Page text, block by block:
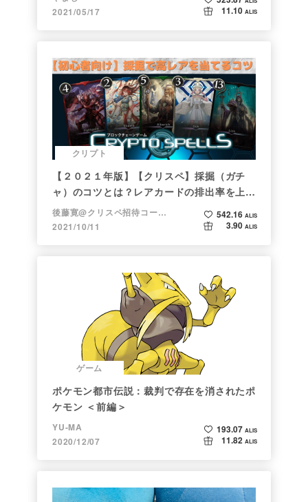
2021/05/17
11.10 ALIS
クリプト
【２０２１年版】【クリスペ】採掘（ガチ
ャ）のコツとは？レアカードの排出率を上げ
る方法【初心者向け】
後藤寛@クリスペ招待コード→LHiH
2021/10/11
542.16 ALIS
3.90 ALIS
ゲーム
ポケモン都市伝説：裁判で存在を消されたポ
ケモン ＜前編＞
YU-MA
2020/12/07
193.07 ALIS
11.82 ALIS